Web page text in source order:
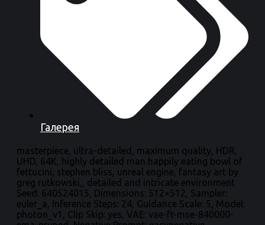
Галерея
masterpiece, ultra-detailed, maximum quality, HDR,
UHD, 64K, highly detailed man happily eating bowl of
fettucini, stephen bliss, unreal engine, fantasy art by
greg rutkowski,, detailed and intricate environment
Seed: 640524015, Dimensions: 512×512, Sampler:
euler_a, Inference Steps: 24, Guidance Scale: 5, Model:
photon_v1, Clip Skip: yes, VAE: vae-ft-mse-840000-